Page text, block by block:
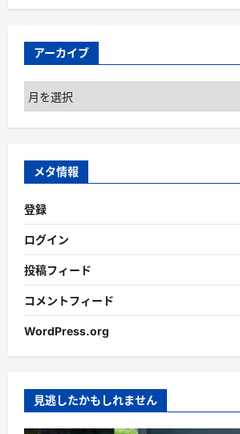
アーカイブ
ア
ー
カ
ブ
メタ情報
登録
ログイン
投稿フィード
コメントフィード
WordPress.org
見逃したかもしれません